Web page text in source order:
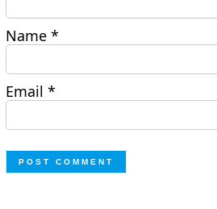
Name*
Email*